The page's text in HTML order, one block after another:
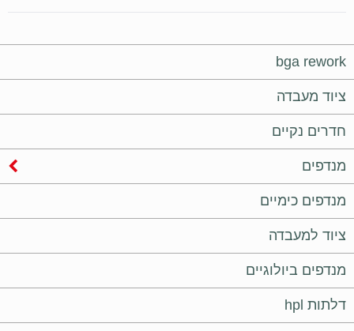
bga rework
ציוד מעבדה
חדרים נקיים
מנדפים
מנדפים כימיים
ציוד למעבדה
מנדפים ביולוגיים
דלתות hpl